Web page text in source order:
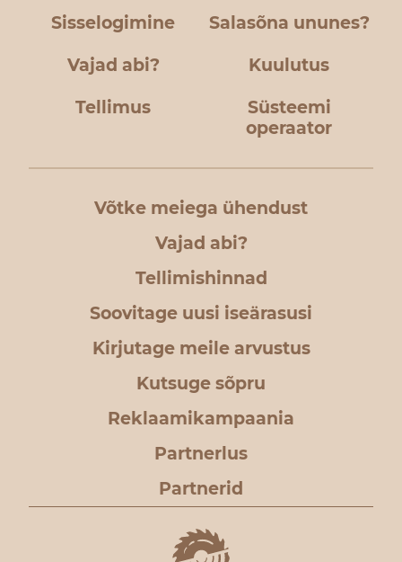
Sisselogimine Salasõna ununes?
Vajad abi? Kuulutus
Tellimus
Süsteemi
operaator
Võtke meiega ühendust
Vajad abi?
Tellimishinnad
Soovitage uusi iseärasusi
Kirjutage meile arvustus
Kutsuge sõpru
Reklaamikampaania
Partnerlus
Partnerid